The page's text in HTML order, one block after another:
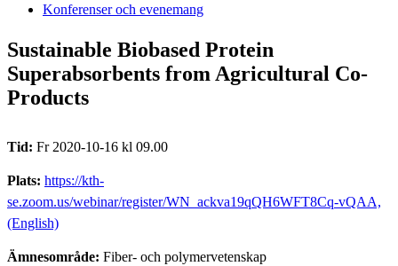
Konferenser och evenemang
Sustainable Biobased Protein
Superabsorbents from Agricultural Co-
Products
Tid: Fr 2020-10-16 kl 09.00
Plats: https://kth-
se.zoom.us/webinar/register/WN_ackva19qQH6WFT8Cq-vQAA,
(English)
Ämnesområde: Fiber- och polymervetenskap